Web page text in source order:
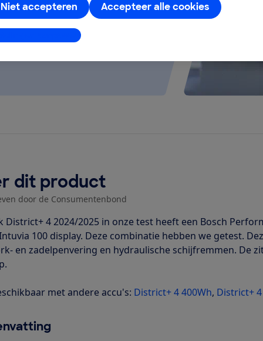
Accepteer alle cookies
Niet accepteren
aanpassen
dit product
door de Consumentenbond
District+ 4 2024/2025 in onze test heeft een Bosch
100 display. Deze combinatie hebben we getest.
en zadelpenvering en hydraulische schijfremmen. De
met andere accu's: District+ 4 400Wh, District+